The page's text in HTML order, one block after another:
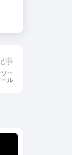
事
ー
ール